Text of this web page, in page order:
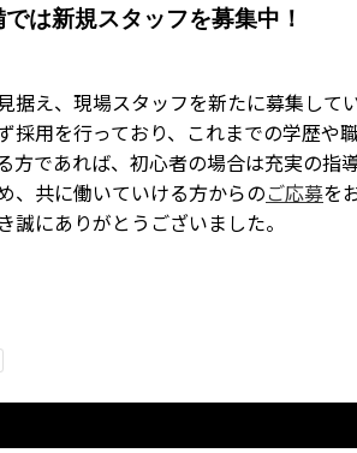
では新規スタッフを募集中！
据え、現場スタッフを新たに募集してい
採用を行っており、これまでの学歴や
方であれば、初心者の場合は充実の指
、共に働いていける方からのご応募を
誠にありがとうございました。